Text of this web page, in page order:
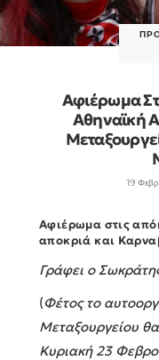
Αφιέρωμα
Αθηναϊκή
19
Αφιέρωμα στις
αποκριά και
Γράφει ο
(Φέτος το
Μεταξουργείου
Κυριακή 23